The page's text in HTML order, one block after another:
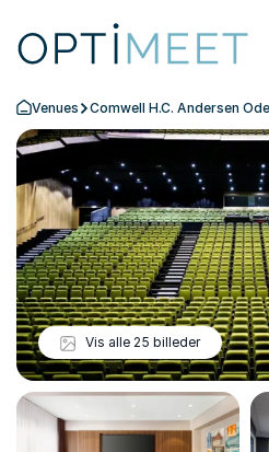
Tilbage til forsiden
Venues Comwell H.C. Andersen
Vis alle 25 billeder